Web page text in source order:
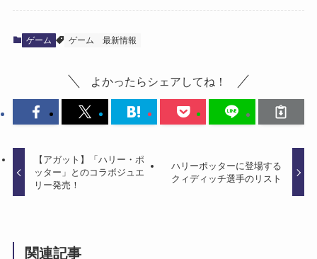
ゲーム ゲーム 最新情報
よかったらシェアしてね！
【アガット】「ハリー・ポ
ッター」とのコラボジュエ
リー発売！
ハリーポッターに登場する
クィディッチ選手のリスト
関連記事